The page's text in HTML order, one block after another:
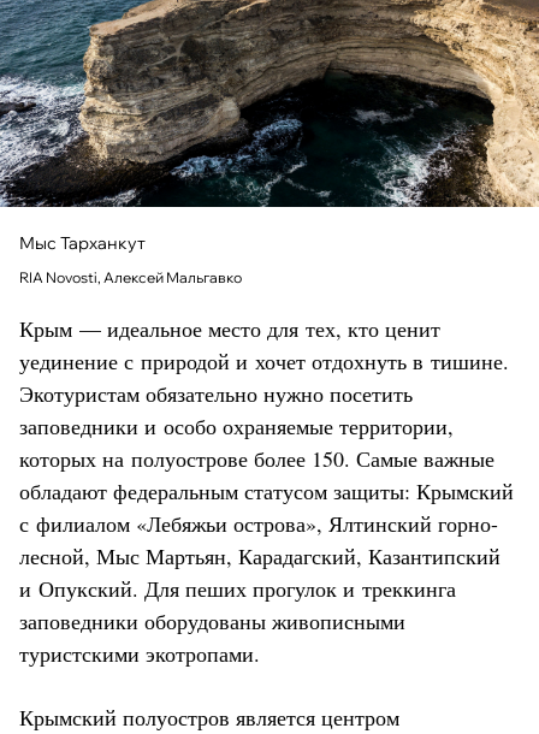
Мыс Тарханкут
RIA Novosti, Алексей Мальгавко
Крым — идеальное место для тех, кто ценит
уединение с природой и хочет отдохнуть в тишине.
Экотуристам обязательно нужно посетить
заповедники и особо охраняемые территории,
которых на полуострове более 150. Самые важные
обладают федеральным статусом защиты: Крымский
с филиалом «Лебяжьи острова», Ялтинский горно-
лесной, Мыс Мартьян, Карадагский, Казантипский
и Опукский. Для пеших прогулок и треккинга
заповедники оборудованы живописными
туристскими экотропами.
Крымский полуостров является центром